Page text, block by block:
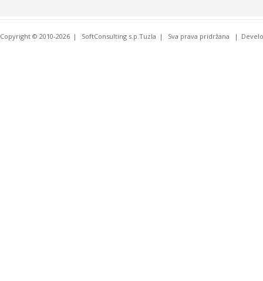
Copyright © 2010-2026 SoftConsulting s.p.Tuzla Sva prava pridržana